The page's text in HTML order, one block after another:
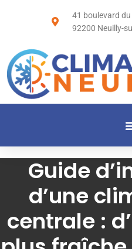
41 boulevard
92200 Neuilly-
Guide
d’une
centrale :